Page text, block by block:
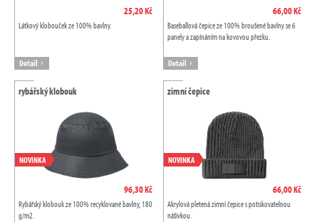
25,20 Kč
Látkový klobouček ze 100% bavlny.
Detail
66,00 Kč
Baseballová čepice ze 100% broušené bavlny se 6
panely a zapínáním na kovovou přezku.
Detail
rybářský klobouk
NOVINKA
96,30 Kč
Rybářský klobouk ze 100% recyklované bavlny, 180
g/m2.
zimní čepice
NOVINKA
66,00 Kč
Akrylová pletená zimní čepice s potiskovatelnou
nášivkou.